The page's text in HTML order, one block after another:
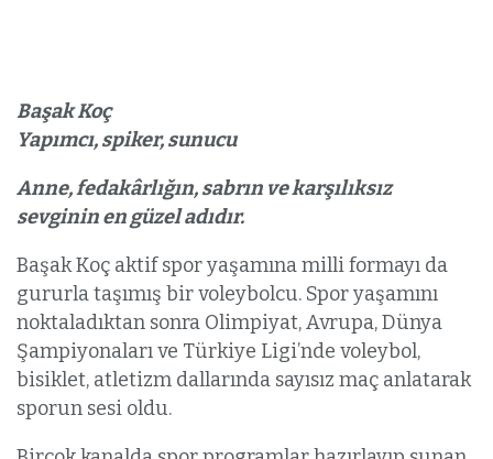
Başak Koç
Yapımcı, spiker, sunucu
Anne, fedakârlığın, sabrın ve karşılıksız
sevginin en güzel adıdır.
Başak Koç aktif spor yaşamına milli formayı da
gururla taşımış bir voleybolcu. Spor yaşamını
noktaladıktan sonra Olimpiyat, Avrupa, Dünya
Şampiyonaları ve Türkiye Ligi’nde voleybol,
bisiklet, atletizm dallarında sayısız maç anlatarak
sporun sesi oldu.